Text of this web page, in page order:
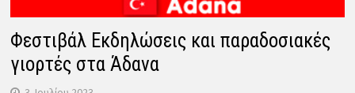
Φεστιβάλ Εκδηλώσεις και παραδοσιακές
γιορτές στα Άδανα